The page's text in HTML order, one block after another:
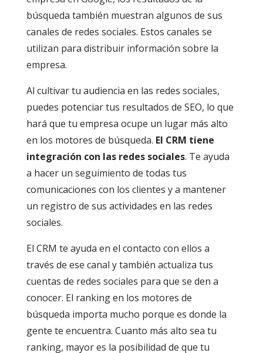
búsqueda también muestran algunos de sus
canales de redes sociales. Estos canales se
utilizan para distribuir información sobre la
empresa.
Al cultivar tu audiencia en las redes sociales,
puedes potenciar tus resultados de SEO, lo que
hará que tu empresa ocupe un lugar más alto
en los motores de búsqueda. El CRM tiene
integración con las redes sociales. Te ayuda
a hacer un seguimiento de todas tus
comunicaciones con los clientes y a mantener
un registro de sus actividades en las redes
sociales.
El CRM te ayuda en el contacto con ellos a
través de ese canal y también actualiza tus
cuentas de redes sociales para que se den a
conocer. El ranking en los motores de
búsqueda importa mucho porque es donde la
gente te encuentra. Cuanto más alto sea tu
ranking, mayor es la posibilidad de que tu